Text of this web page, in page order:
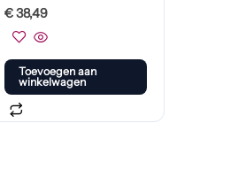
€38,49
Toevoegen aan
winkelwagen